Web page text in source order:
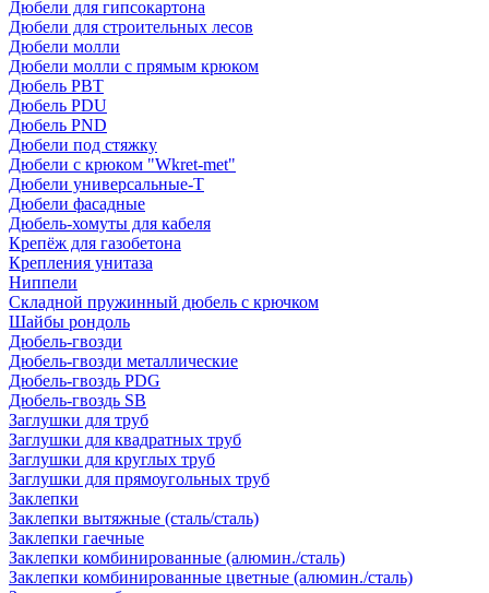
Дюбели для гипсокартона
Дюбели для строительных лесов
Дюбели молли
Дюбели молли с прямым крюком
Дюбель PBT
Дюбель PDU
Дюбель PND
Дюбели под стяжку
Дюбели с крюком "Wkret-met"
Дюбели универсальные-Т
Дюбели фасадные
Дюбель-хомуты для кабеля
Крепёж для газобетона
Крепления унитаза
Ниппели
Складной пружинный дюбель с крючком
Шайбы рондоль
Дюбель-гвозди
Дюбель-гвозди металлические
Дюбель-гвоздь PDG
Дюбель-гвоздь SB
Заглушки для труб
Заглушки для квадратных труб
Заглушки для круглых труб
Заглушки для прямоугольных труб
Заклепки
Заклепки вытяжные (сталь/сталь)
Заклепки гаечные
Заклепки комбинированные (алюмин./сталь)
Заклепки комбинированные цветные (алюмин./сталь)